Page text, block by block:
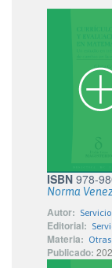
ISBN 978-
Norma
Autor:
Editorial:
Materia:
Publicado: